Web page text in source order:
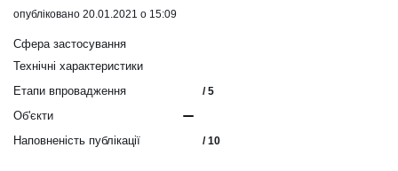
опубліковано 20.01.2021 о 15:09
Сфера застосування
Технічні характеристики
Етапи впровадження
/ 5
Об'єкти
Наповненість публікації
/ 10